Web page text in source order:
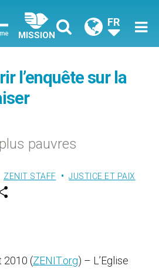
MISSION
FR
l’enquête sur la
pauvres
ZENIT STAFF JUSTICE ET PAIX
2010 (ZENIT.org) – L’Eglise